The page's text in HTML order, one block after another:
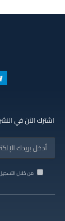
اشترك الآن في النشرة البريدية
من خلال